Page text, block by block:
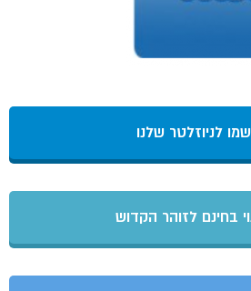
לניוזלטר שלנו
בחינם לזוהר הקדוש